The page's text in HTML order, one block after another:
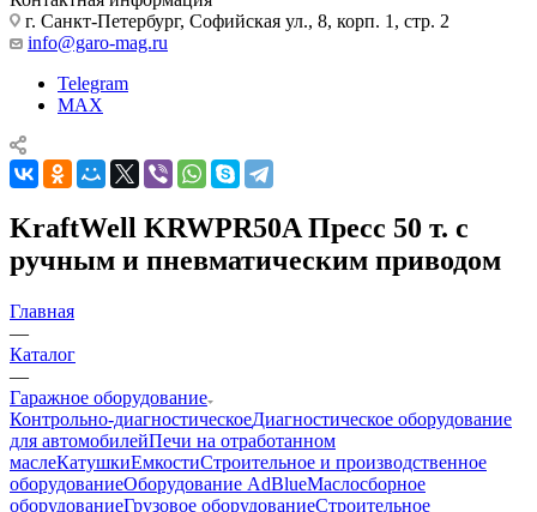
г. Санкт-Петербург, Софийская ул., 8, корп. 1, стр. 2
info@garo-mag.ru
Telegram
MAX
KraftWell KRWPR50A Пресс 50 т. с
ручным и пневматическим приводом
Главная
—
Каталог
—
Гаражное оборудование
Контрольно-диагностическоеДиагностическое оборудование
для автомобилейПечи на отработанном
маслеКатушкиЕмкостиСтроительное и производственное
оборудованиеОборудование AdBlueМаслосборное
оборудованиеГрузовое оборудованиеСтроительное